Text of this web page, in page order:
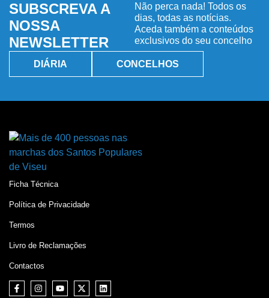
SUBSCREVA A
NOSSA
NEWSLETTER
Não perca nada! Todos os
dias, todas as notícias.
Aceda também a conteúdos
exclusivos do seu concelho
DIÁRIA CONCELHOS
Ficha Técnica
Política de Privacidade
Termos
Livro de Reclamações
Contactos